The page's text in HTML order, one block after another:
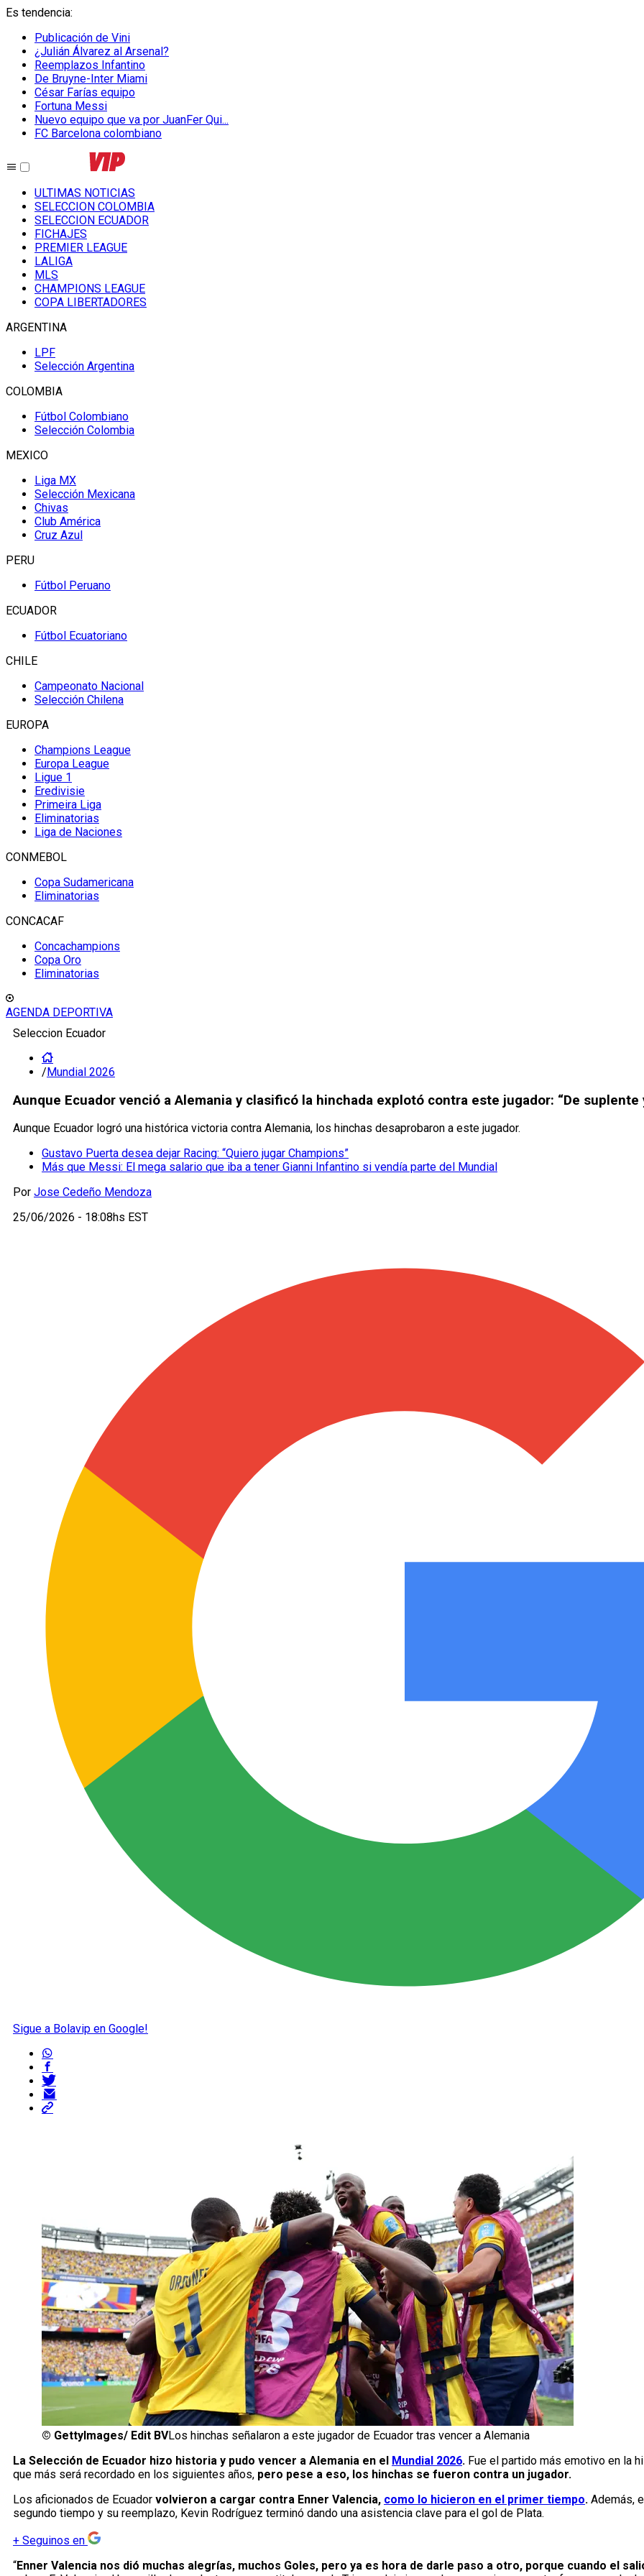
Es tendencia:
Publicación de Vini
¿Julián Álvarez al Arsenal?
Reemplazos Infantino
De Bruyne-Inter Miami
César Farías equipo
Fortuna Messi
Nuevo equipo que va por JuanFer Qui...
FC Barcelona colombiano
ULTIMAS NOTICIAS
SELECCION COLOMBIA
SELECCION ECUADOR
FICHAJES
PREMIER LEAGUE
LALIGA
MLS
CHAMPIONS LEAGUE
COPA LIBERTADORES
ARGENTINA
LPF
Selección Argentina
COLOMBIA
Fútbol Colombiano
Selección Colombia
MEXICO
Liga MX
Selección Mexicana
Chivas
Club América
Cruz Azul
PERU
Fútbol Peruano
ECUADOR
Fútbol Ecuatoriano
CHILE
Campeonato Nacional
Selección Chilena
EUROPA
Champions League
Europa League
Ligue 1
Eredivisie
Primeira Liga
Eliminatorias
Liga de Naciones
CONMEBOL
Copa Sudamericana
Eliminatorias
CONCACAF
Concachampions
Copa Oro
Eliminatorias
AGENDA DEPORTIVA
Seleccion Ecuador
/Mundial 2026
Aunque Ecuador venció a Alemania y clasificó la hinchada explotó contra este jugador: “De suplente
Aunque Ecuador logró una histórica victoria contra Alemania, los hinchas desaprobaron a este jugador.
Gustavo Puerta desea dejar Racing: “Quiero jugar Champions”
Más que Messi: El mega salario que iba a tener Gianni Infantino si vendía parte del Mundial
Por Jose Cedeño Mendoza
25/06/2026 - 18:08hs EST
Sigue a Bolavip en Google!
© GettyImages/ Edit BVLos hinchas señalaron a este jugador de Ecuador tras vencer a Alemania
La Selección de Ecuador hizo historia y pudo vencer a Alemania en el
Mundial 2026. Fue el partido más emotivo en la
que más será recordado en los siguientes años, pero pese a eso, los hinchas se fueron contra un jugador.
Los aficionados de Ecuador volvieron a cargar contra Enner Valencia, como lo hicieron en el primer tiempo. Además,
segundo tiempo y su reemplazo, Kevin Rodríguez terminó dando una asistencia clave para el gol de Plata.
+ Seguinos en
“Enner Valencia nos dió muchas alegrías, muchos Goles, pero ya es hora de darle paso a otro, porque cuando el